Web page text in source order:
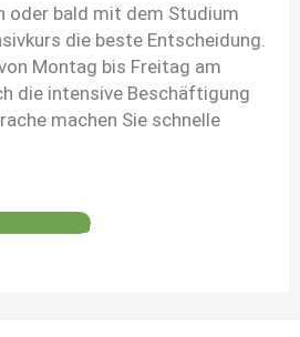
oder bald mit dem Studium
die beste Entscheidung.
Montag bis Freitag am
die intensive Beschäftigung
machen Sie schnelle